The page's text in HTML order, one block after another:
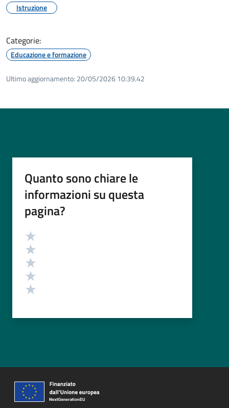
Istruzione
Categorie:
Educazione e formazione
Ultimo aggiornamento: 20/05/2026 10:39.42
Quanto sono chiare le
informazioni su questa
pagina?
Valutazione